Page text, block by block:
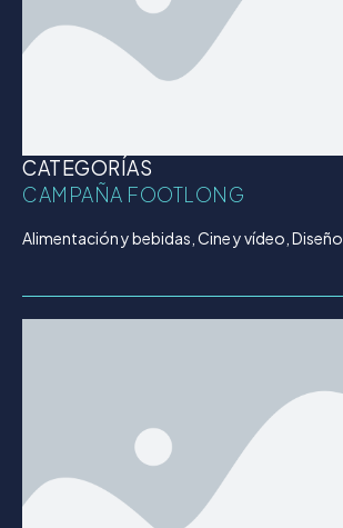
CATEGORÍAS
CAMPAÑA FOOTLONG
Alimentación y bebidas, Cine y vídeo, Diseño